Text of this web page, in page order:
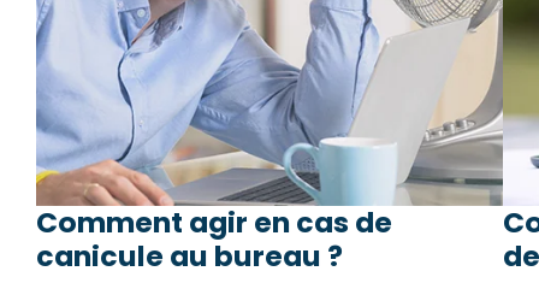
Comment agir en cas de
canicule au bureau ?